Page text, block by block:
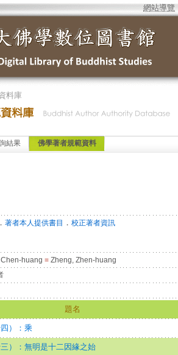
網站導覽
料庫
結果 佛學著者規範資料
． 著者本人提供書目 ． 校正著者資訊
huang = Zheng, Zhen-huang
題名
）：乘
）：無明是十二因緣之始